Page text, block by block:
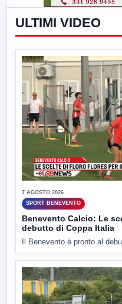
ULTIMI VIDEO
7 AGOSTO 2026
SPORT BENEVENTO
Benevento Calcio: Le
debutto di Coppa Italia
Il Benevento è pronto al